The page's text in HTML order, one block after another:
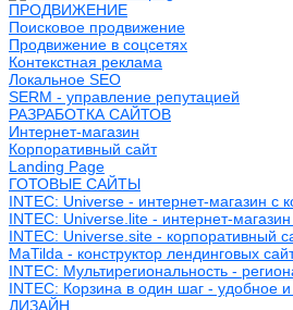
ПРОДВИЖЕНИЕ
Поисковое продвижение
Продвижение в соцсетях
Контекстная реклама
Локальное SEO
SERM - управление репутацией
РАЗРАБОТКА САЙТОВ
Интернет-магазин
Корпоративный сайт
Landing Page
ГОТОВЫЕ САЙТЫ
INTEC: Universe - интернет-магазин с
INTEC: Universe.lite - интернет-
INTEC: Universe.site - корпоративный
MaTilda - конструктор лендинговых
INTEC: Мультирегиональность -
INTEC: Корзина в один шаг - удобное
ДИЗАЙН